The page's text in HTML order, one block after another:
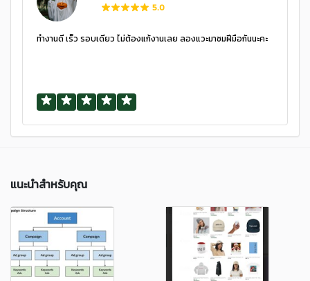
5.0
ทำงานดี เร็ว รอบเดียว ไม่ต้องแก้งานเลย ลองแวะมาชมฝีมือกันนะคะ
แนะนำสำหรับคุณ